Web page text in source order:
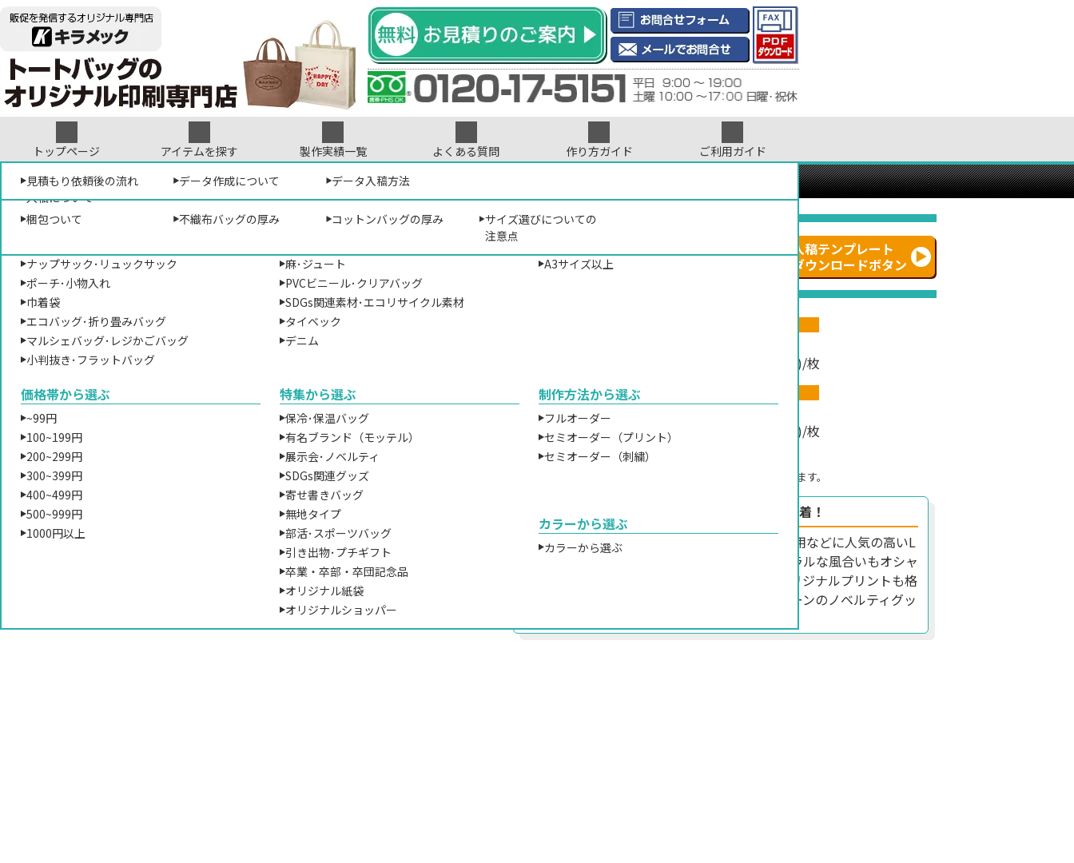
トップページ アイテムを探す
形から選ぶ
トートバッグ･手提げバッグ
ショルダーバッグ･肩掛けバッグ
ナップサック･リュックサック
ポーチ･小物入れ
巾着袋
エコバッグ･折り畳みバッグ
マルシェバッグ･レジかごバッグ
小判抜き･フラットバッグ
素材から選ぶ
ポリエステル･ナイロン
麻･ジュート
PVCビニール･クリアバッグ
SDGs関連素材･エコリサイクル素材
タイベック
デニム
A4サイズ（マチなし）
A3サイズ以上
価格帯から選ぶ
~99円
100~199円
200~299円
300~399円
400~499円
500~999円
1000円以上
特集から選ぶ
保冷･保温バッグ
有名ブランド（モッテル）
展示会･ノベルティ
SDGs関連グッズ
寄せ書きバッグ
無地タイプ
部活･スポーツバッグ
引き出物･プチギフト
卒業・卒部・卒団記念品
オリジナル紙袋
オリジナルショッパー
制作方法から選ぶ
フルオーダー
セミオーダー（プリント）
セミオーダー（刺繍）
カラーから選ぶ
カラーから選ぶ
製作実績一覧
よくある質問
見積もり依頼について
袋･バッグについて デザインデータについて
作り方ガイド
オリジナルテンプレート
入稿について
デザイン参考集 プリントについて
梱包ついて 不織布バッグの厚み コットンバッグの厚み
サイズ選びについての
注意点
ご利用ガイド
見積もり依頼後の流れ
データ作成について データ入稿方法
販促専門店キラメック >トートバッグのオリジナル印刷専門店
コットン巾着（L）
入稿テンプレート
ダウンロードボタン
(税込)/枚
￥238 ~(税込)/枚
※プリントを行わない場合の税込価格です。
※無地の場合、ロット割れ手数料がかかることがあります。
ショッパー等に最適なコットン素材のLサイズ巾着！
TR-0294｜約横260×縦360mmの、ギフト包装用などに人気の高いL
サイズ巾着バッグです。コットン素材のナチュラルな風合いもオシャ
レですし、普段使い用としても重宝します。オリジナルプリントも格
安で承っておりますので、イベントやキャンペーンのノベルティグッ